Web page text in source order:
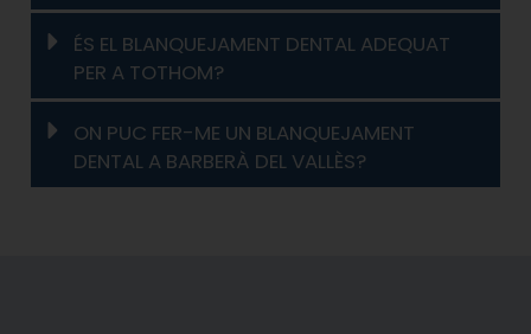
ÉS EL BLANQUEJAMENT DENTAL ADEQUAT
PER A TOTHOM?
ON PUC FER-ME UN BLANQUEJAMENT
DENTAL A BARBERÀ DEL VALLÈS?